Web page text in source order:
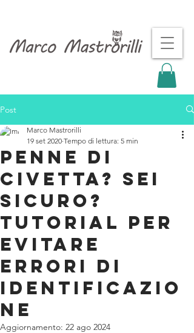
Post
Penne di
civetta? sei
sicuro?
tutorial per
evitare
errori di
identificazio
ne
Marco Mastrorilli
19 set 2020 Tempo di lettura: 5 min
Aggiornamento: 22 ago 2024